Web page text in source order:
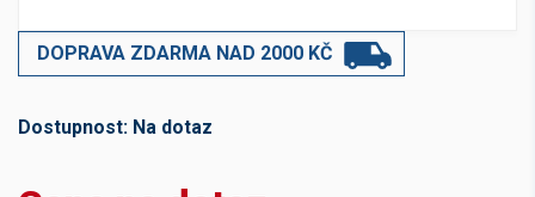
DOPRAVA ZDARMA NAD 2000 KČ
Dostupnost: Na dotaz